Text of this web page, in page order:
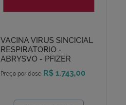
VACINA VIRUS SINCICIAL
RESPIRATORIO -
ABRYSVO - PFIZER
Preço por dose R$ 1.743,00